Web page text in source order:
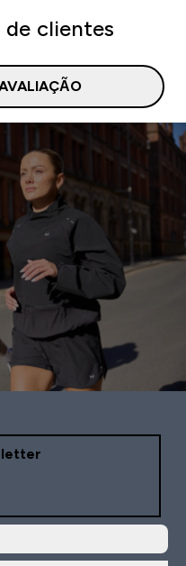
de clientes